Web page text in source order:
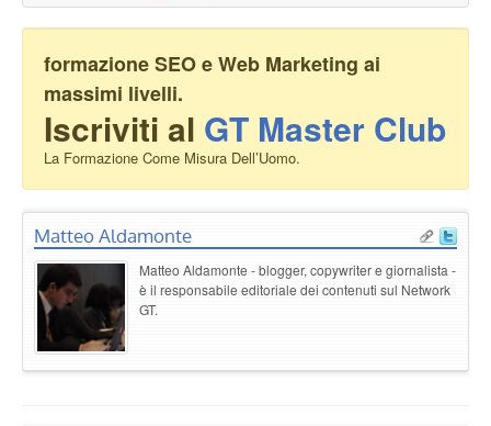
formazione SEO e Web Marketing ai
massimi livelli.
Iscriviti al GT Master Club
La Formazione Come Misura Dell’Uomo.
Matteo Aldamonte
Matteo Aldamonte - blogger, copywriter e giornalista -
è il responsabile editoriale dei contenuti sul Network
GT.